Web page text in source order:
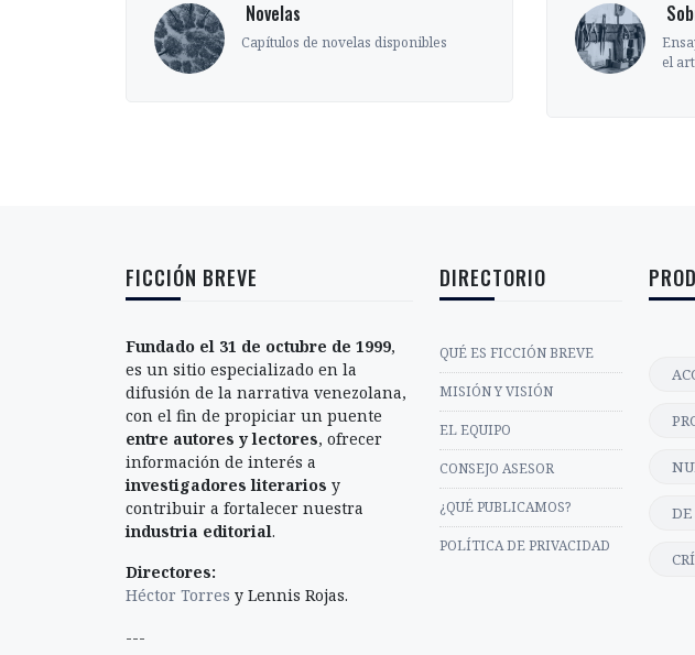
‎ Novelas
Capítulos de novelas disponibles
el
FICCIÓN BREVE
Fundado el 31 de octubre de 1999,
es un sitio especializado en la
difusión de la narrativa venezolana,
con el fin de propiciar un puente
entre autores y lectores, ofrecer
información de interés a
investigadores literarios y
contribuir a fortalecer nuestra
industria editorial.
Directores:
Héctor Torres y Lennis Rojas.
---
DIRECTORIO
QUÉ ES FICCIÓN BREVE
MISIÓN Y VISIÓN
EL EQUIPO
CONSEJO ASESOR
¿QUÉ PUBLICAMOS?
POLÍTICA DE PRIVACIDAD
DE